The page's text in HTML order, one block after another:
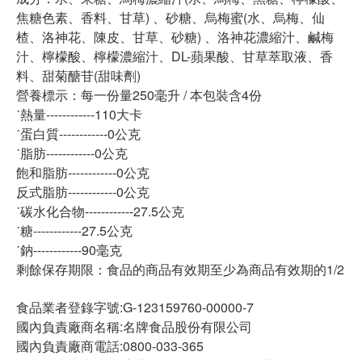
焦糖色素、香料、甘草) 、砂糖、烏梅蜜(水、烏梅、仙
楂、洛神花、陳皮、甘草、砂糖) 、洛神花濃縮汁、鹹梅
汁、檸檬酸、檸檬濃縮汁、DL-蘋果酸、甘草萃取液、香
料、甜菊醣苷(甜味劑)
營養標示：每一份量250毫升 / 本包裝含4份
˙熱量------------110大卡
˙蛋白質------------0公克
˙脂肪------------0公克
飽和脂肪------------0公克
反式脂肪------------0公克
˙碳水化合物------------27.5公克
˙糖------------27.5公克
˙鈉------------90毫克
剩餘保存期限：食品的商品有效期至少為商品有效期的1/2
食品業者登錄字號:G-123159760-00000-7
國內負責廠商名稱:名牌食品股份有限公司
國內負責廠商電話:0800-033-365